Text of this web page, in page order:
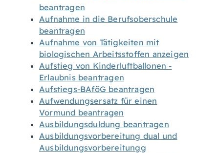
beantragen
Aufnahme in die Berufsoberschule
beantragen
Aufnahme von Tätigkeiten mit
biologischen Arbeitsstoffen anzeigen
Aufstieg von Kinderluftballonen -
Erlaubnis beantragen
Aufstiegs-BAföG beantragen
Aufwendungsersatz für einen
Vormund beantragen
Ausbildungsduldung beantragen
Ausbildungsvorbereitung dual und
Ausbildungsvorbereitungg